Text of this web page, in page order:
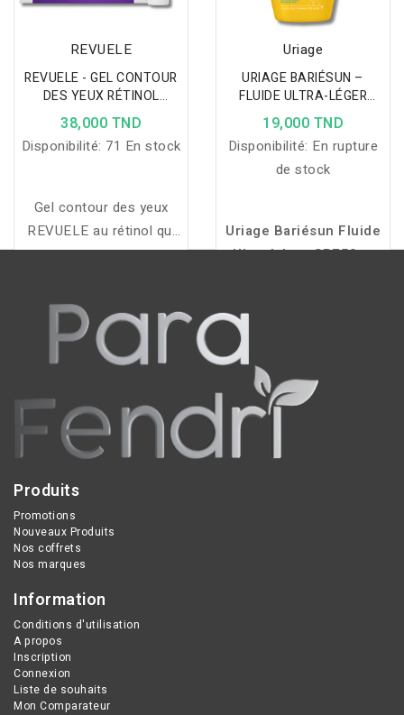
REVUELE
REVUELE - GEL CONTOUR
DES YEUX RÉTINOL
HYDRATANT ANTI-RIDES
ET ANTI-CERNES 25 ML
38,000 TND
Disponibilité: 71 En stock
Gel contour des yeux
REVUELE au rétinol qui
hydrate, lisse et raffermit
et lumineux.
Uriage
URIAGE BARIÉSUN –
FLUIDE ULTRA-LÉGER
SPF50+ 30ML
19,000 TND
Disponibilité: En rupture
de stock
Uriage Bariésun Fluide
Ultra-Léger SPF50+:
sensibles, texture légère,
fini invisible, format
pratique 30 ml.
Produits
Promotions
Nouveaux Produits
Nos coffrets
Nos marques
Information
Conditions d'utilisation
A propos
Inscription
Connexion
Liste de souhaits
Mon Comparateur